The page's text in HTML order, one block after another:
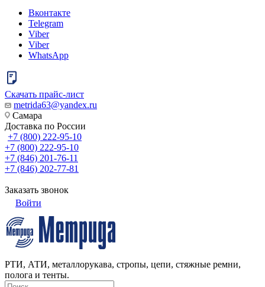
Вконтакте
Telegram
Viber
Viber
WhatsApp
Скачать прайс-лист
metrida63@yandex.ru
Самара
Доставка по России
+7 (800) 222-95-10
+7 (800) 222-95-10
+7 (846) 201-76-11
+7 (846) 202-77-81
Заказать звонок
Войти
РТИ, АТИ, металлорукава, стропы, цепи, стяжные ремни,
полога и тенты.